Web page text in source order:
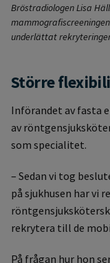
Bröstradiologen Lisa
underlättat
Större
Införandet av fasta
av
som specialitet.
– Sedan vi tog
på sjukhusen har vi
rekrytera till de
På frågan hur hon